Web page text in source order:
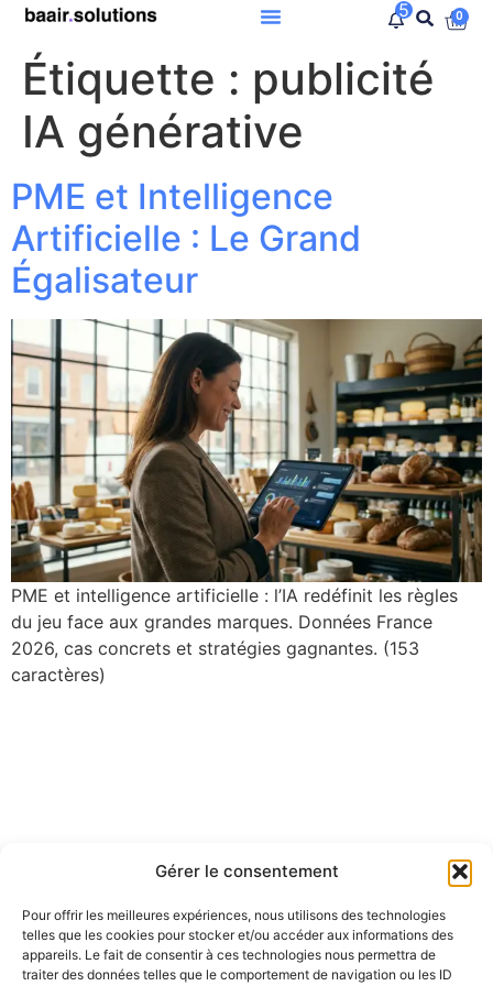
Gérer le consentement
Pour offrir les meilleures expériences, nous utilisons des technologies
telles que les cookies pour stocker et/ou accéder aux informations des
appareils. Le fait de consentir à ces technologies nous permettra de
traiter des données telles que le comportement de navigation ou les ID
5 0
Étiquette : publicité
IA générative
PME et Intelligence
Artificielle : Le Grand
Égalisateur
PME et intelligence artificielle : l’IA redéfinit les règles
du jeu face aux grandes marques. Données France
2026, cas concrets et stratégies gagnantes. (153
caractères)